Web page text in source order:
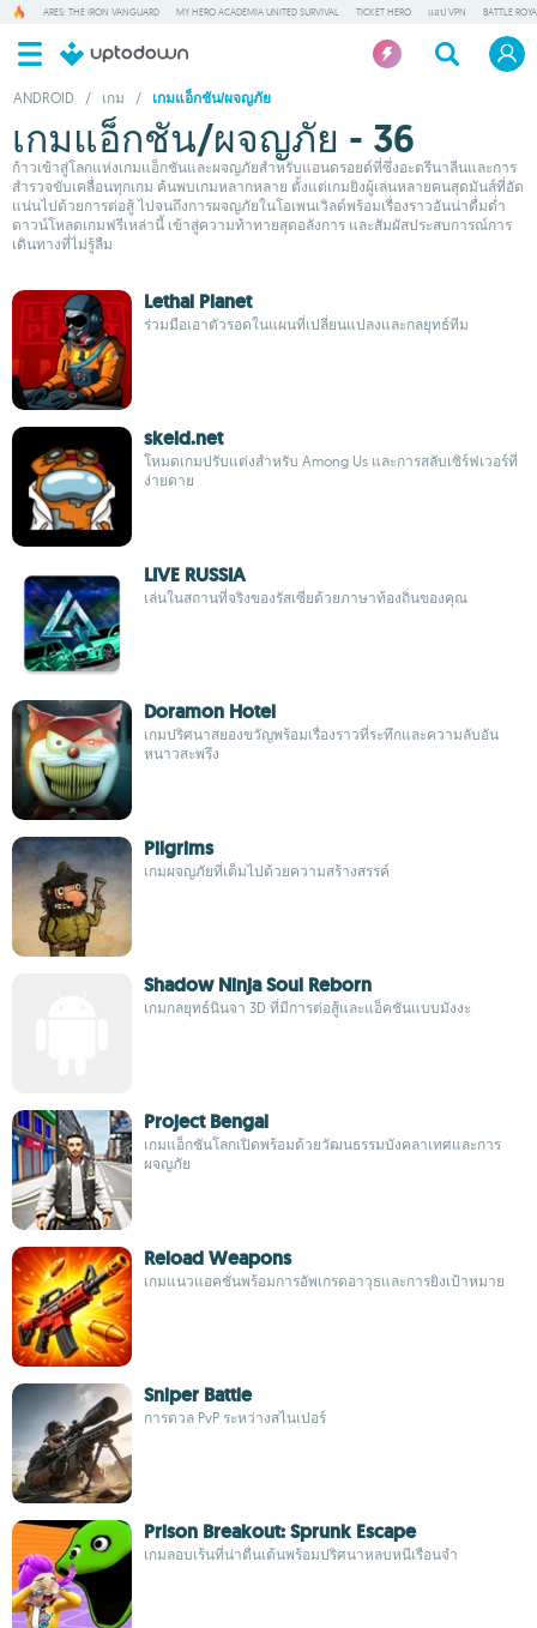
ARES: THE IRON VANGUARD MY HERO ACADEMIA UNITED SURVIVAL TICKET HERO แอป VPN BATTLE
ANDROID / เกม / เกมแอ็กชัน/ผจญภัย
เกมแอ็กชัน/ผจญภัย - 36
ก้าวเข้าสู่โลกแห่งเกมแอ็กชันและผจญภัยสำหรับแอนดรอยด์ที่ซึ่งอะดรีนาลีนและการ
สำรวจขับเคลื่อนทุกเกม ค้นพบเกมหลากหลาย ตั้งแต่เกมยิงผู้เล่นหลายคนสุดมันส์ที่อัด
แน่นไปด้วยการต่อสู้ ไปจนถึงการผจญภัยในโอเพนเวิลด์พร้อมเรื่องราวอันน่าดื่มด่ำ
ดาวน์โหลดเกมฟรีเหล่านี้ เข้าสู่ความท้าทายสุดอลังการ และสัมผัสประสบการณ์การ
เดินทางที่ไม่รู้ลืม
Lethal Planet
ร่วมมือเอาตัวรอดในแผนที่เปลี่ยนแปลงและกลยุทธ์ทีม
skeld.net
โหมดเกมปรับแต่งสำหรับ Among Us และการสลับเซิร์ฟเวอร์ที่
ง่ายดาย
LIVE RUSSIA
เล่นในสถานที่จริงของรัสเซียด้วยภาษาท้องถิ่นของคุณ
Doramon Hotel
เกมปริศนาสยองขวัญพร้อมเรื่องราวที่ระทึกและความลับอัน
หนาวสะพรึง
Pilgrims
เกมผจญภัยที่เต็มไปด้วยความสร้างสรรค์
Shadow Ninja Soul Reborn
เกมกลยุทธ์นินจา 3D ที่มีการต่อสู้และแอ็คชันแบบมังงะ
Project Bengal
เกมแอ็กชันโลกเปิดพร้อมด้วยวัฒนธรรมบังคลาเทศและการ
ผจญภัย
Reload Weapons
เกมแนวแอคชั่นพร้อมการอัพเกรดอาวุธและการยิงเป้าหมาย
Sniper Battle
การดวล PvP ระหว่างสไนเปอร์
Prison Breakout: Sprunk Escape
เกมลอบเร้นที่น่าตื่นเต้นพร้อมปริศนาหลบหนีเรือนจำ